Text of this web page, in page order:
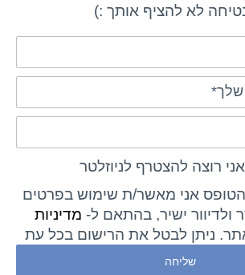
לא להציף אותך :)
אני רוצה להצטרף לניוזלטר
אני מאשר/ת שימוש בפרטים
ולדיוור ישיר, בהתאם ל- מדיניות
ניתן לבטל את הרישום בכל עת